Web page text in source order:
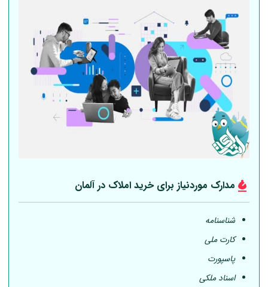
مدارک موردنیاز برای خرید املاک درآلمان
شناسنامه
کارت ملی
پاسپورت
اسناد ملکی